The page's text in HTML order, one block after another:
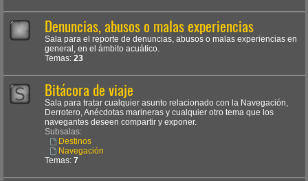
Denuncias, abusos o malas experiencias
Sala para el reporte de denuncias, abusos o malas experiencias en
general, en el ámbito acuático.
Temas: 23
Bitácora de viaje
Sala para tratar cualquier asunto relacionado con la Navegación,
Derrotero, Anécdotas marineras y cualquier otro tema que los
navegantes deseen compartir y exponer.
Subsalas:
Destinos
Navegación
Temas: 7